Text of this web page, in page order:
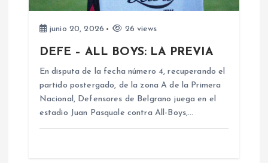
junio 20, 2026 26 views
DEFE – ALL BOYS: LA PREVIA
En disputa de la fecha número 4, recuperando el
partido postergado, de la zona A de la Primera
Nacional, Defensores de Belgrano juega en el
estadio Juan Pasquale contra All-Boys,…